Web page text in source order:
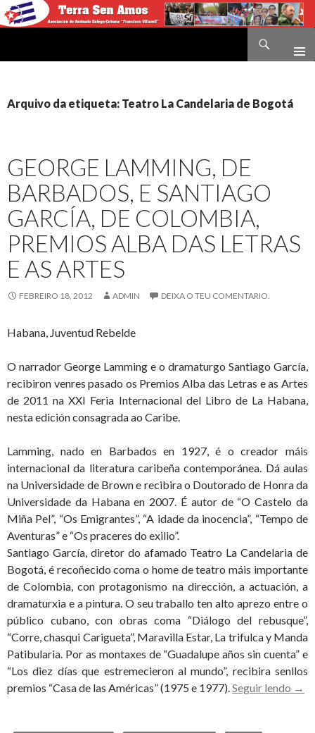
Arquivo da etiqueta: Teatro La Candelaria de Bogotá
GEORGE LAMMING, DE
BARBADOS, E SANTIAGO
GARCÍA, DE COLOMBIA,
PREMIOS ALBA DAS LETRAS
E AS ARTES
FEBREIRO 18, 2012 ADMIN DEIXA O TEU COMENTARIO.
Habana, Juventud Rebelde
O narrador George Lamming e o dramaturgo Santiago García,
recibiron venres pasado os Premios Alba das Letras e as Artes
de 2011 na XXI Feria Internacional del Libro de La Habana,
nesta edición consagrada ao Caribe.
Lamming, nado en Barbados en 1927, é o creador máis
internacional da literatura caribeña contemporánea. Dá aulas
na Universidade de Brown e recibira o Doutorado de Honra da
Universidade da Habana en 2007. É autor de “O Castelo da
Miña Pel”, “Os Emigrantes”, “A idade da inocencia”, “Tempo de
Aventuras” e “Os praceres do exilio”.
Santiago García, diretor do afamado Teatro La Candelaria de
Bogotá, é recoñecido coma o home de teatro máis importante
de Colombia, con protagonismo na dirección, a actuación, a
dramaturxia e a pintura. O seu traballo ten alto aprezo entre o
público cubano, con obras coma “Diálogo del rebusque”,
“Corre, chasqui Carigueta”, Maravilla Estar, La trifulca y Manda
Patibularia. Por as montaxes de “Guadalupe años sin cuenta” e
“Los diez días que estremecieron al mundo”, recibira senllos
premios “Casa de las Américas” (1975 e 1977).Seguir lendo →